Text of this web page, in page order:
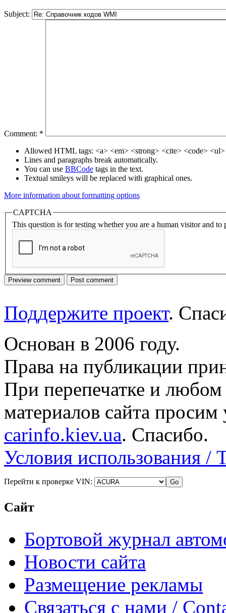
Subject:
Comment: *
Allowed HTML tags: <a> <em> <strong> <cite> <code>
Lines and paragraphs break automatically.
You can use BBCode tags in the text.
Textual smileys will be replaced with graphical ones.
More information about formatting options
CAPTCHA
This question is for testing whether you are a human visitor and to
Поддержите проект.
Основан в 2006 году.
Права на публикации
При перепечатке и
материалов сайта просим
carinfo.kiev.ua. Спасибо.
Условия использования /
Перейти к проверке VIN:
Сайт
Бортовой журнал
Новости сайта
Размещение рекламы
Связаться с нами /